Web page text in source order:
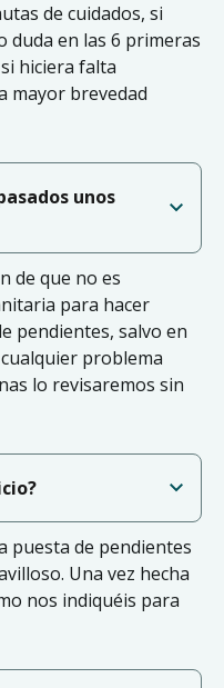
de cuidados, si
duda en las 6 primeras
hiciera falta
mayor brevedad
unos
de que no es
para hacer
pendientes, salvo en
problema
lo revisaremos sin
puesta de pendientes
Una vez hecha
nos indiquéis para